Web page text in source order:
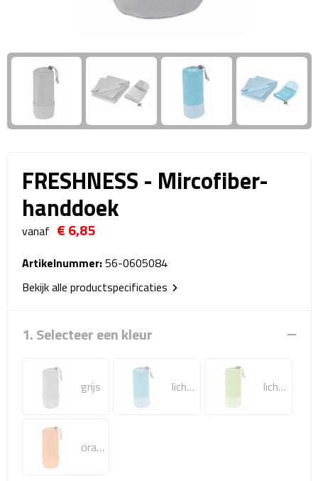
Reistassen & Trolleys
Reistassen
Trolleys
Reistassensets
Weekendtassen
Duffeltassen
Autotassen
Toilettassen
Rugzakken
Rugzakken
Laptop rugzakken
Promo rugzakjes
FRESHNESS - Mircofiber-
handdoek
vanaf € 6,85
Artikelnummer:56-0605084
Bekijk alle productspecificaties
1. Selecteer een kleur
grijs lichtblauw lichtgroen
oranje